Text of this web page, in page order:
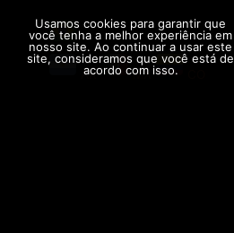
conteúdo
AR MX
Usamos cookies para garantir que
você tenha a melhor experiência em
nosso site. Ao continuar a usar este
site, consideramos que você está de
acordo com isso.